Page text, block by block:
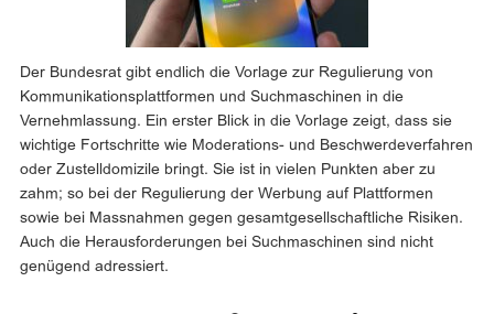
Der Bundesrat gibt endlich die Vorlage zur Regulierung von
Kommunikationsplattformen und Suchmaschinen in die
Vernehmlassung. Ein erster Blick in die Vorlage zeigt, dass sie
wichtige Fortschritte wie Moderations- und Beschwerdeverfahren
oder Zustelldomizile bringt. Sie ist in vielen Punkten aber zu
zahm; so bei der Regulierung der Werbung auf Plattformen
sowie bei Massnahmen gegen gesamtgesellschaftliche Risiken.
Auch die Herausforderungen bei Suchmaschinen sind nicht
genügend adressiert.